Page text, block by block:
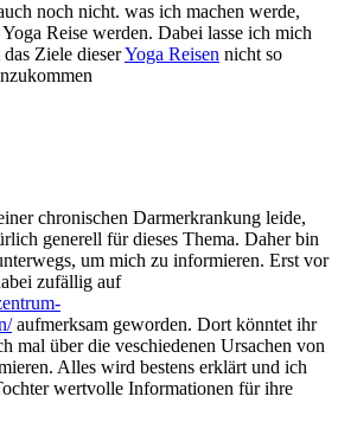
noch nicht. was ich machen werde,
Reise werden. Dabei lasse ich mich
Ziele dieserYoga Reisen nicht so
chronischen Darmerkrankung leide,
generell für dieses Thema. Daher bin
um mich zu informieren. Erst vor
zufällig auf
aufmerksam geworden. Dort könntet ihr
mal über die veschiedenen Ursachen von
Alles wird bestens erklärt und ich
wertvolle Informationen für ihre